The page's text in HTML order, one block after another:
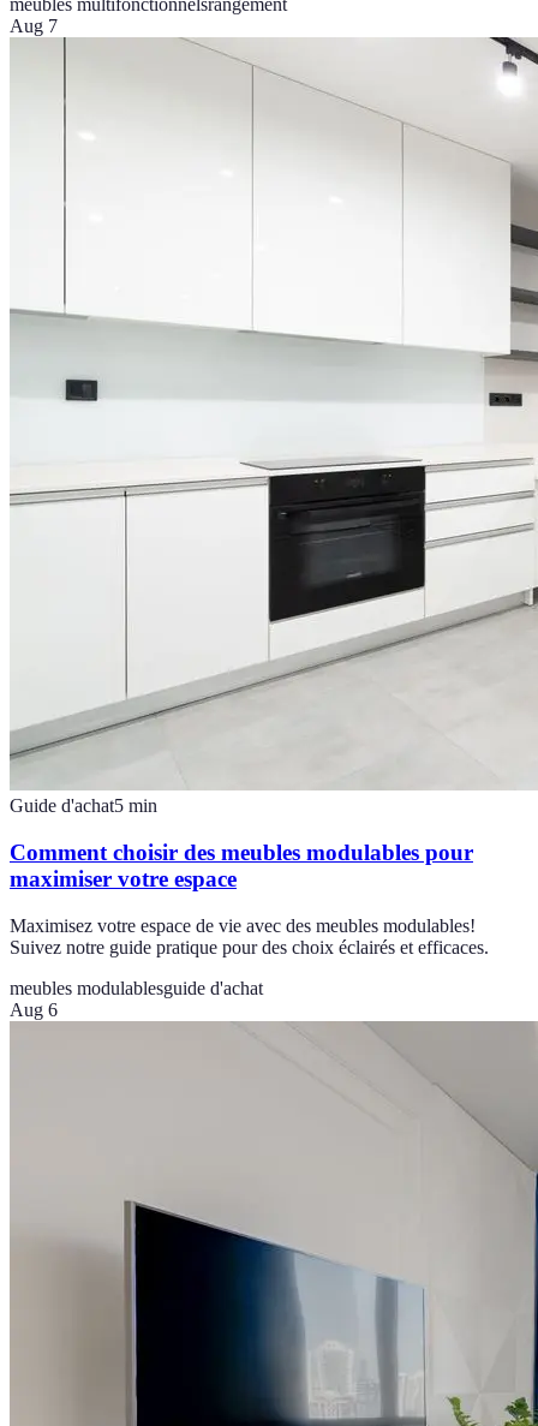
meubles multifonctionnelsrangement
Aug 7
Guide d'achat5 min
Comment choisir des meubles modulables pour
maximiser votre espace
Maximisez votre espace de vie avec des meubles modulables!
Suivez notre guide pratique pour des choix éclairés et efficaces.
meubles modulablesguide d'achat
Aug 6